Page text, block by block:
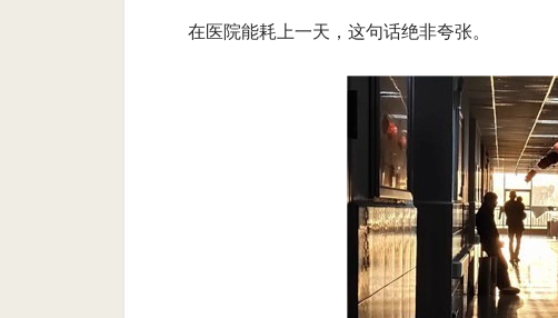
在医院能耗上一天，这句话绝非夸张。